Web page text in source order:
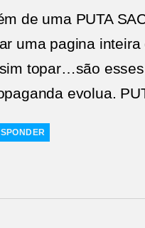
de uma PUTA
uma pagina
topar…são
evolua.